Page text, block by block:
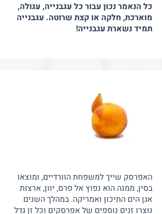
כל הנאמר נכון עבור כל עגבנייה, עגולה,
מוארכת, חלקה או קצת שרוטה. עגבנייה
תמיד נשארת עגבנייה!
האפרסק שייך למשפחת הוורדיים, ומוצאו
בסין, ממנה הוא נפוץ אל פרס, יוון, ארצות
אגן הים התיכון ואמריקה. במהלך השנים
נוצרו זנים נוספים של אפרסקים וכל זן גדל